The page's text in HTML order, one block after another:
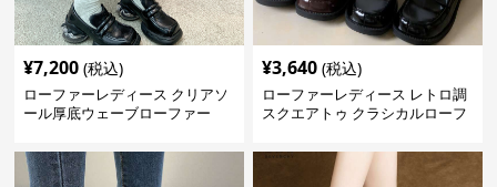
¥7,200 (税込)
ローファーレディース クリアソ
ール厚底ウェーブローファー
¥3,640 (税込)
ローファーレディース レトロ調
スクエアトゥ クラシカルローフ